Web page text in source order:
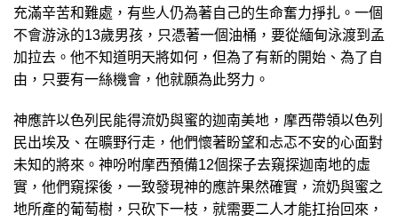
充滿辛苦和難處，有些人仍為著自己的生命奮力掙扎。一個
不會游泳的13歲男孩，只憑著一個油桶，要從緬甸泳渡到孟
加拉去。他不知道明天將如何，但為了有新的開始、為了自
由，只要有一絲機會，他就願為此努力。
神應許以色列民能得流奶與蜜的迦南美地，摩西帶領以色列
民出埃及、在曠野行走，他們懷著盼望和忐忑不安的心面對
未知的將來。神吩咐摩西預備12個探子去窺探迦南地的虛
實，他們窺探後，一致發現神的應許果然確實，流奶與蜜之
地所產的葡萄樹，只砍下一枝，就需要二人才能扛抬回來，